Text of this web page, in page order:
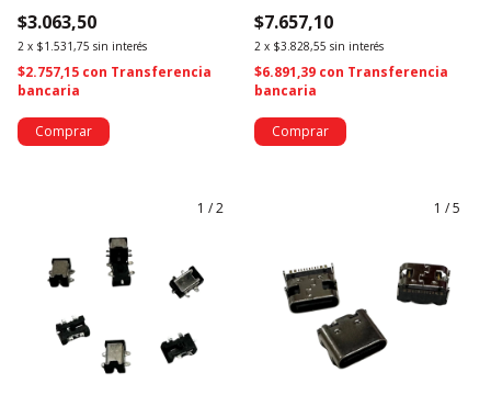
$3.063,50
2 x $1.531,75 sin interés
$2.757,15 con Transferencia
bancaria
$7.657,10
2 x $3.828,55 sin interés
$6.891,39 con Transferencia
bancaria
1 /2 1 /5